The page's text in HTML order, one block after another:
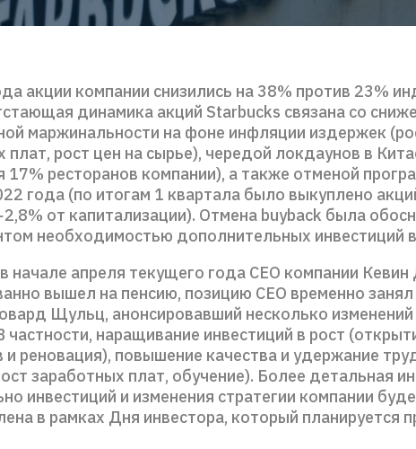
акции компании снизились на 38% против 23%
динамика акций Starbucks связана со
маржинальности на фоне инфляции издержек
плат, рост цен на сырье), чередой локдаунов в
17% ресторанов компании), а также отменой
года (по итогам 1 квартала было выкуплено
от капитализации). Отмена buyback была
необходимостью дополнительных инвестиций в
начале апреля текущего года CEO компании
вышел на пенсию, позицию CEO временно
Щульц, анонсировавший несколько изменений
частности, наращивание инвестиций в рост
и реновация), повышение качества и удержание
заработных плат, обучение). Более детальная
инвестиций и изменения стратегии компании
в рамках Дня инвестора, который планируется